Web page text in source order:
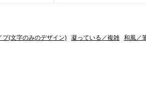
プ(文字のみのデザイン) 凝っている／複雑 和風／